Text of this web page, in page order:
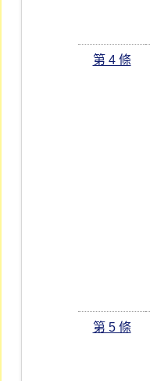
第 4 條
第 5 條